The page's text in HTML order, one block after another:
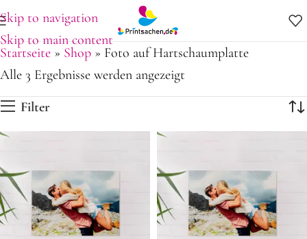
Skip to navigation
Skip to main content
Startseite » Shop » Foto auf Hartschaumplatte
Alle 3 Ergebnisse werden angezeigt
Filter